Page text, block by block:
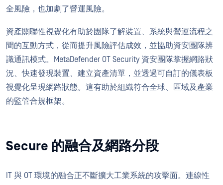
全風險，也加劇了營運風險。
資產關聯性視覺化有助於團隊了解裝置、系統與營運流程之
間的互動方式，從而提升風險評估成效，並協助資安團隊辨
識通訊模式。MetaDefender OT Security 資安團隊掌握網路狀
況、快速發現裝置、建立資產清單，並透過可自訂的儀表板
視覺化呈現網路狀態。這有助於組織符合全球、區域及產業
的監管合規框架。
Secure 的融合及網路分段
IT 與 OT 環境的融合正不斷擴大工業系統的攻擊面。連線性